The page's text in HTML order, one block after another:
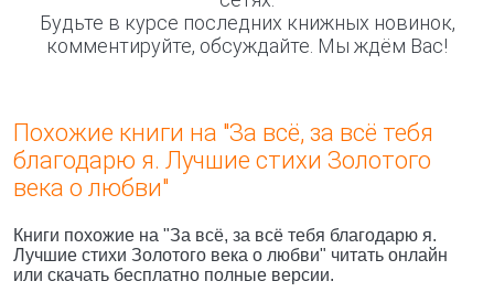
Будьте в курсе последних книжных новинок,
комментируйте, обсуждайте. Мы ждём Вас!
Похожие книги на "За всё, за всё тебя
благодарю я. Лучшие стихи Золотого
века о любви"
Книги похожие на "За всё, за всё тебя благодарю я.
Лучшие стихи Золотого века о любви" читать онлайн
или скачать бесплатно полные версии.